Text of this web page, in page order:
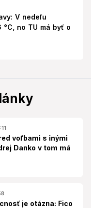
V nedeľu
no TU má byť o
voľbami s inými
Danko v tom má
je otázna: Fico